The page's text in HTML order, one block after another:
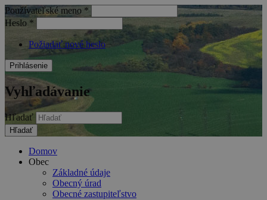
Používateľské meno *
Heslo *
Požiadať nové heslo
Vyhľadávanie
Hľadať
Domov
Obec
Základné údaje
Obecný úrad
Obecné zastupiteľstvo